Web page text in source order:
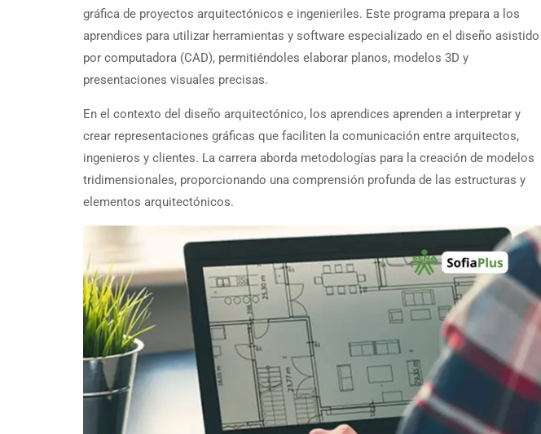
gráfica de proyectos arquitectónicos e ingenieriles. Este programa prepara a los
aprendices para utilizar herramientas y software especializado en el diseño asistido
por computadora (CAD), permitiéndoles elaborar planos, modelos 3D y
presentaciones visuales precisas.
En el contexto del diseño arquitectónico, los aprendices aprenden a interpretar y
crear representaciones gráficas que faciliten la comunicación entre arquitectos,
ingenieros y clientes. La carrera aborda metodologías para la creación de modelos
tridimensionales, proporcionando una comprensión profunda de las estructuras y
elementos arquitectónicos.